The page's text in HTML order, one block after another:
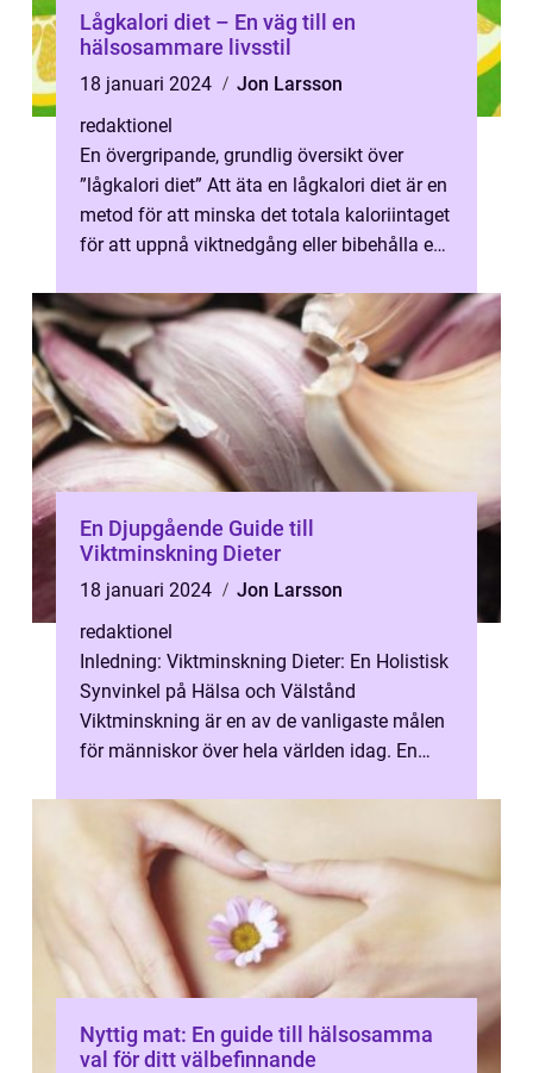
Lågkalori diet – En väg till en
hälsosammare livsstil
18 januari 2024
Jon Larsson
redaktionel
En övergripande, grundlig översikt över
”lågkalori diet” Att äta en lågkalori diet är en
metod för att minska det totala kaloriintaget
för att uppnå viktnedgång eller bibehålla en
En Djupgående Guide till
Viktminskning Dieter
18 januari 2024
Jon Larsson
redaktionel
Inledning: Viktminskning Dieter: En Holistisk
Synvinkel på Hälsa och Välstånd
Viktminskning är en av de vanligaste målen
för människor över hela världen idag. En
Nyttig mat: En guide till hälsosamma
val för ditt välbefinnande